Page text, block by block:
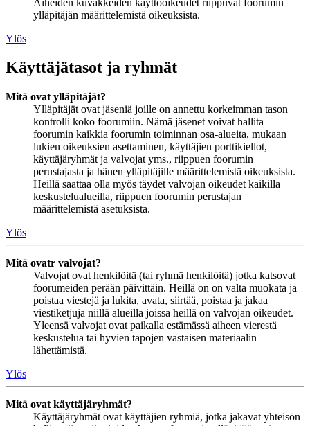
ylläpitäjän määrittelemistä oikeuksista.
Ylös
Käyttäjätasot ja ryhmät
Mitä ovat ylläpitäjät?
Ylläpitäjät ovat jäseniä joille on annettu korkeimman tason
kontrolli koko foorumiin. Nämä jäsenet voivat hallita
foorumin kaikkia foorumin toiminnan osa-alueita, mukaan
lukien oikeuksien asettaminen, käyttäjien porttikiellot,
käyttäjäryhmät ja valvojat yms., riippuen foorumin
perustajasta ja hänen ylläpitäjille määrittelemistä oikeuksista.
Heillä saattaa olla myös täydet valvojan oikeudet kaikilla
keskustelualueilla, riippuen foorumin perustajan
määrittelemistä asetuksista.
Ylös
Mitä ovatr valvojat?
Valvojat ovat henkilöitä (tai ryhmä henkilöitä) jotka katsovat
foorumeiden perään päivittäin. Heillä on on valta muokata ja
poistaa viestejä ja lukita, avata, siirtää, poistaa ja jakaa
viestiketjuja niillä alueilla joissa heillä on valvojan oikeudet.
Yleensä valvojat ovat paikalla estämässä aiheen vierestä
keskustelua tai hyvien tapojen vastaisen materiaalin
lähettämistä.
Ylös
Mitä ovat käyttäjäryhmät?
Käyttäjäryhmät ovat käyttäjien ryhmiä, jotka jakavat yhteisön